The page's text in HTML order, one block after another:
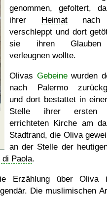
genommen, gefoltert,
ihrer Heimat
verschleppt und dort
sie ihren
verleugnen wollte.
Olivas Gebeinewurden
nach Palermo
und dort bestattet in
Stelle ihrer ersten
errichteten Kirche am
Stadtrand, die Oliva
an der Stelle der
di Paola.
Erzählung über Oliva
Die muslimischen